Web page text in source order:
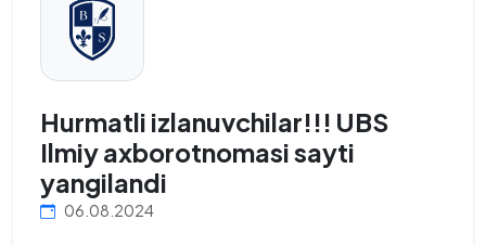
Hurmatli izlanuvchilar!!! UBS
Ilmiy axborotnomasi sayti
yangilandi
06.08.2024